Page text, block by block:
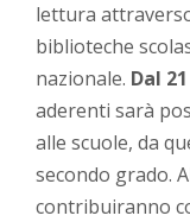
lettura
biblioteche
nazionale. Dal
aderenti sarà
alle scuole, da
secondo grado.
contribuiranno